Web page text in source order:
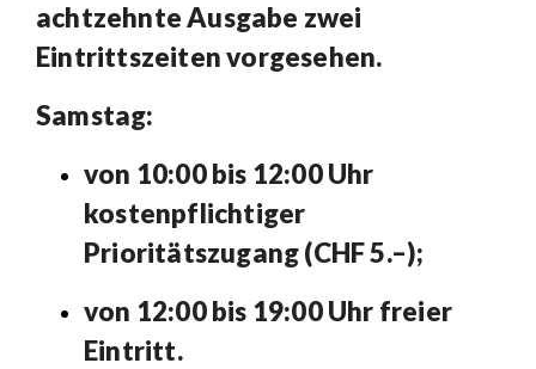
achtzehnte Ausgabe zwei
Eintrittszeiten vorgesehen.
Samstag:
von 10:00 bis 12:00 Uhr
kostenpflichtiger
Prioritätszugang (CHF 5.–);
von 12:00 bis 19:00 Uhr freier
Eintritt.